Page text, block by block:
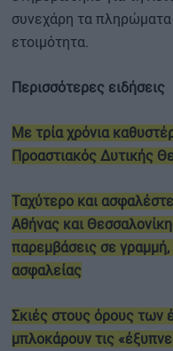
συνεχάρη τα πληρώματα
ετοιμότητα.
Περισσότερες ειδήσεις
Με τρία χρόνια
Προαστιακός Δυτικής
Ταχύτερο και
Αθήνας και
παρεμβάσεις σε
ασφαλείας
Σκιές στους όρους
μπλοκάρουν τις